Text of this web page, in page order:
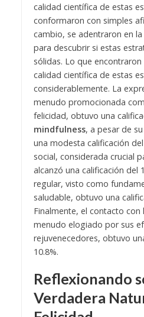
calidad científica de estas
conformaron con simples
cambio, se adentraron en
para descubrir si estas
sólidas. Lo que
calidad científica de estas
considerablemente. La
menudo promocionada
felicidad, obtuvo una
mindfulness, a pesar de
una modesta calificación
social, considerada crucial
alcanzó una calificación del
regular, visto como
saludable, obtuvo una
Finalmente, el contacto con
menudo elogiado por sus
rejuvenecedores, obtuvo
10.8%.
Reflexionando
Verdadera